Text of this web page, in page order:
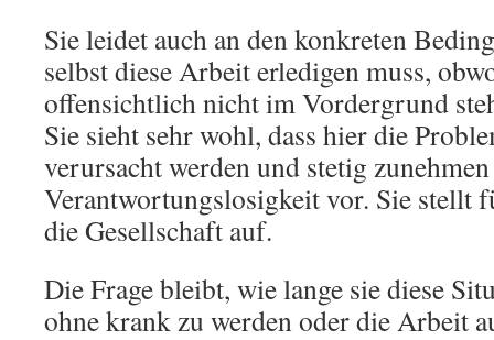
Sie leidet auch an den konkreten
selbst diese Arbeit erledigen muss,
offensichtlich nicht im Vordergrund
Sie sieht sehr wohl, dass hier die
verursacht werden und stetig
Verantwortungslosigkeit vor. Sie stellt
die Gesellschaft auf.
Die Frage bleibt, wie lange sie diese
ohne krank zu werden oder die Arbeit